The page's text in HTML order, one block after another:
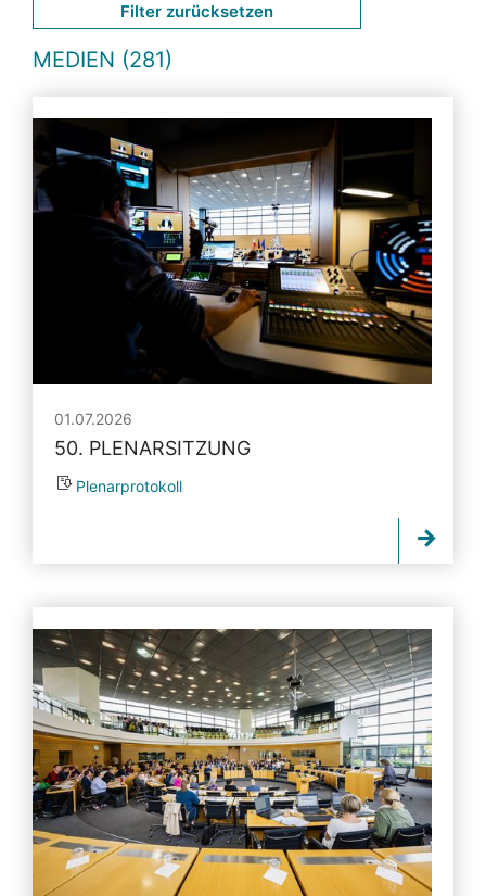
Filter zurücksetzen
MEDIEN (281)
01.07.2026
50. PLENARSITZUNG
Plenarprotokoll